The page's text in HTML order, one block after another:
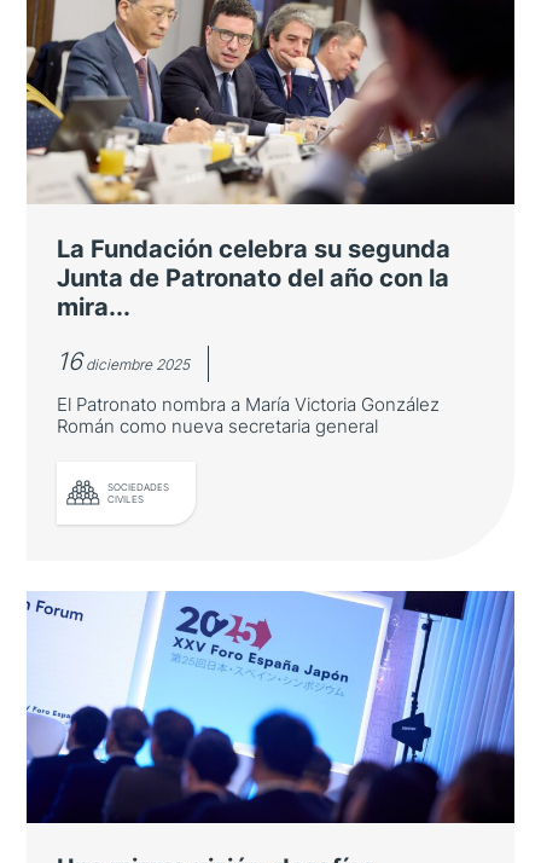
La Fundación refuerza su
Patronato y prepara sus próximos
hitos
Oesía y Atlantic Copper se suman al órgano
de gobierno de la entidad, que abordó la
evolución de las relaciones bilaterales y los
LEER MÁS
La Fundación celebra su segunda
Junta de Patronato del año con la
mira...
16 diciembre 2025
El Patronato nombra a María Victoria González
Román como nueva secretaria general
SOCIEDADES
CIVILES
La Fundación celebra su segunda
Junta de Patronato del año con la
mirada puesta en 2026
El Patronato nombra a María Victoria
González Román como nueva secretaria
general